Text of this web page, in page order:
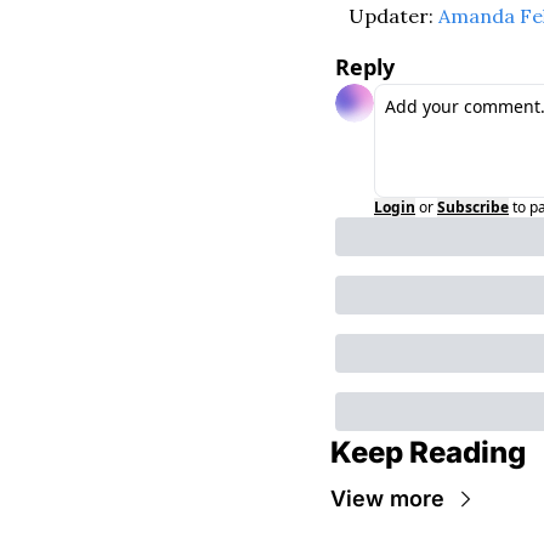
Updater: Amanda
Reply
Login orSubscribeto
Keep Reading
View more